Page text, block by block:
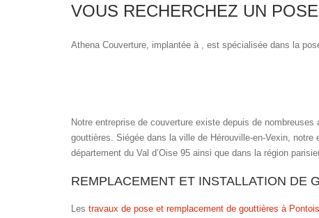
VOUS RECHERCHEZ UN
Athena Couverture, implantée à , est spécialisée dans la
Notre entreprise de couverture existe depuis de
gouttières. Siégée dans la ville de Hérouville-en-Vexin,
département du Val d’Oise 95 ainsi que dans la région
REMPLACEMENT ET INSTALLATION DE
Les travaux de pose et remplacement de gouttières à